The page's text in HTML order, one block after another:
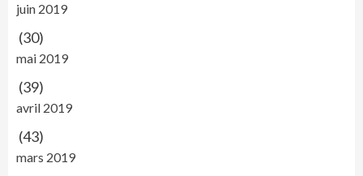
juin 2019
(30)
mai 2019
(39)
avril 2019
(43)
mars 2019